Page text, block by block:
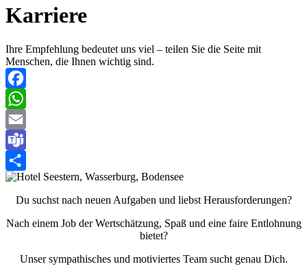
Karriere
Ihre Empfehlung bedeutet uns viel – teilen Sie die Seite mit
Menschen, die Ihnen wichtig sind.
Facebook
WhatsApp
Email
Teams
Teilen
Du suchst nach neuen Aufgaben und liebst Herausforderungen?
Nach einem Job der Wertschätzung, Spaß und eine faire Entlohnung
bietet?
Unser sympathisches und motiviertes Team sucht genau Dich.